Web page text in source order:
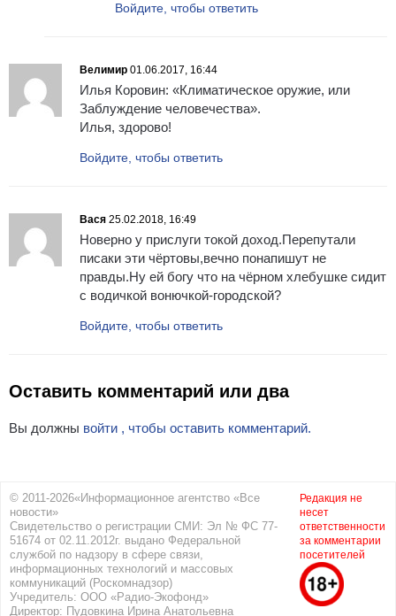
Войдите, чтобы ответить
Велимир 01.06.2017, 16:44
Илья Коровин: «Климатическое оружие, или
Заблуждение человечества».
Илья, здорово!
Войдите, чтобы ответить
Вася 25.02.2018, 16:49
Новерно у прислуги токой доход.Перепутали
писаки эти чёртовы,вечно понапишут не
правды.Ну ей богу что на чёрном хлебушке сидит
с водичкой вонючкой-городской?
Войдите, чтобы ответить
Оставить комментарий или два
Вы должны войти , чтобы оставить комментарий.
© 2011-2026«Информационное агентство «Все
новости»
Свидетельство о регистрации СМИ: Эл № ФС 77-
51674 от 02.11.2012г. выдано Федеральной
службой по надзору в сфере связи,
информационных технологий и массовых
коммуникаций (Роскомнадзор)
Учредитель: ООО «Радио-Экофонд»
Директор: Пудовкина Ирина Анатольевна
Редакция не
несет
ответственности
за комментарии
посетителей